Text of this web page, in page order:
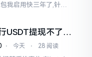
我启用快三年了,针对
子
USDT提现不了？
帮你搞定
⋅ 今天 ⋅ 28 阅读